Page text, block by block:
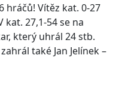
hráčů! Vítěz kat. 0-27
kat. 27,1-54 se na
který uhrál 24 stb.
také Jan Jelínek –